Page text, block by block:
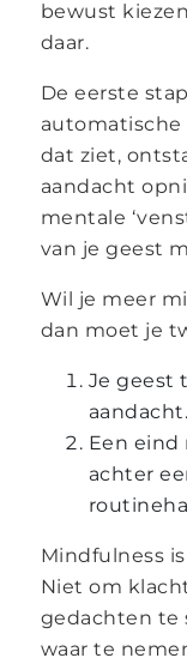
bewust
daar.
De eerste
automatische
dat ziet,
aandacht
mentale
van je geest
Wil je meer
dan moet je
Je geest
aandacht.
Een eind
achter
Mindfulness
Niet om
gedachten te
waar te